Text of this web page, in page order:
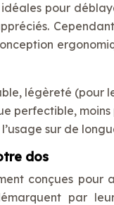
pour
légèreté (pour
perfectible,
sur de
dos
conçues
par